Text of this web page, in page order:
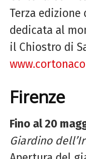
Terza
dedicata al
il Chiostro di
Firenze
Fino al 20
Giardino